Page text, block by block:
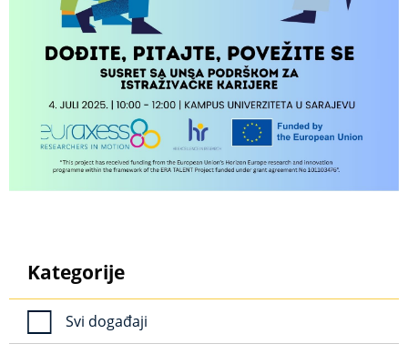
Kategorije
Svi događaji